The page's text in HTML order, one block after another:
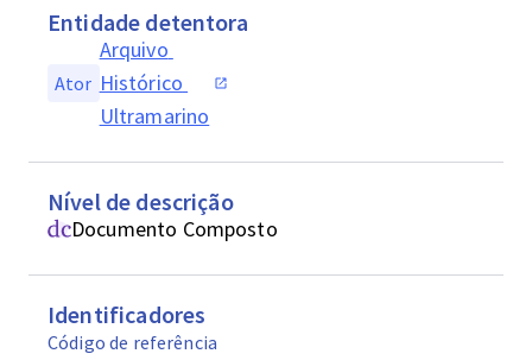
Entidade detentora
Ator
Arquivo
Histórico
Ultramarino
Nível de descrição
Documento Composto
Identificadores
Código de referência